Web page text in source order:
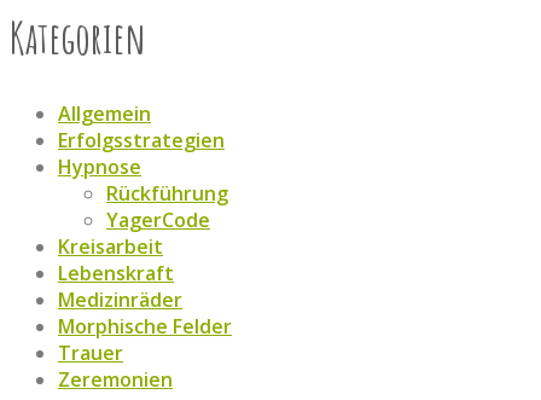
Kategorien
Allgemein
Erfolgsstrategien
Hypnose
Rückführung
YagerCode
Kreisarbeit
Lebenskraft
Medizinräder
Morphische Felder
Trauer
Zeremonien